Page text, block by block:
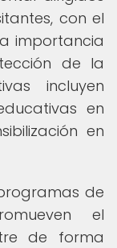
con el
importancia
de la
incluyen
en
en
de
el
de forma